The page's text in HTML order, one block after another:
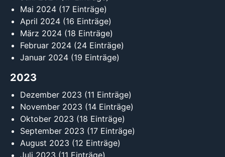
Mai 2024 (17 Einträge)
April 2024 (16 Einträge)
März 2024 (18 Einträge)
Februar 2024 (24 Einträge)
Januar 2024 (19 Einträge)
2023
Dezember 2023 (11 Einträge)
November 2023 (14 Einträge)
Oktober 2023 (18 Einträge)
September 2023 (17 Einträge)
August 2023 (12 Einträge)